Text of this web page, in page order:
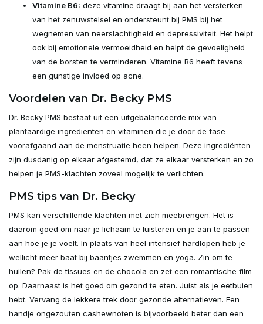
Vitamine B6: deze vitamine draagt bij aan het versterken
van het zenuwstelsel en ondersteunt bij PMS bij het
wegnemen van neerslachtigheid en depressiviteit. Het helpt
ook bij emotionele vermoeidheid en helpt de gevoeligheid
van de borsten te verminderen. Vitamine B6 heeft tevens
een gunstige invloed op acne.
Voordelen van Dr. Becky PMS
Dr. Becky PMS bestaat uit een uitgebalanceerde mix van
plantaardige ingrediënten en vitaminen die je door de fase
voorafgaand aan de menstruatie heen helpen. Deze ingrediënten
zijn dusdanig op elkaar afgestemd, dat ze elkaar versterken en zo
helpen je PMS-klachten zoveel mogelijk te verlichten.
PMS tips van Dr. Becky
PMS kan verschillende klachten met zich meebrengen. Het is
daarom goed om naar je lichaam te luisteren en je aan te passen
aan hoe je je voelt. In plaats van heel intensief hardlopen heb je
wellicht meer baat bij baantjes zwemmen en yoga. Zin om te
huilen? Pak de tissues en de chocola en zet een romantische film
op. Daarnaast is het goed om gezond te eten. Juist als je eetbuien
hebt. Vervang de lekkere trek door gezonde alternatieven. Een
handje ongezouten cashewnoten is bijvoorbeeld beter dan een